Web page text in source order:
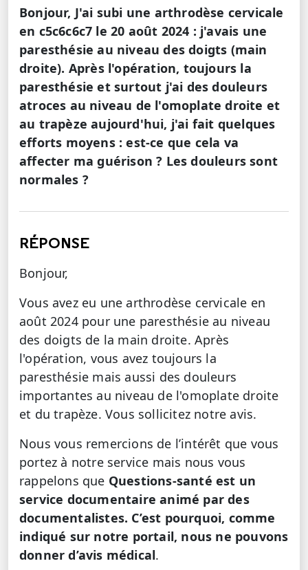
Bonjour, J'ai subi une arthrodèse cervicale
en c5c6c6c7 le 20 août 2024 : j'avais une
paresthésie au niveau des doigts (main
droite). Après l'opération, toujours la
paresthésie et surtout j'ai des douleurs
atroces au niveau de l'omoplate droite et
au trapèze aujourd'hui, j'ai fait quelques
efforts moyens : est-ce que cela va
affecter ma guérison ? Les douleurs sont
normales ?
RÉPONSE
Bonjour,
Vous avez eu une arthrodèse cervicale en
août 2024 pour une paresthésie au niveau
des doigts de la main droite. Après
l'opération, vous avez toujours la
paresthésie mais aussi des douleurs
importantes au niveau de l'omoplate droite
et du trapèze. Vous sollicitez notre avis.
Nous vous remercions de l’intérêt que vous
portez à notre service mais nous vous
rappelons que Questions-santé est un
service documentaire animé par des
documentalistes. C’est pourquoi, comme
indiqué sur notre portail, nous ne pouvons
donner d’avis médical.